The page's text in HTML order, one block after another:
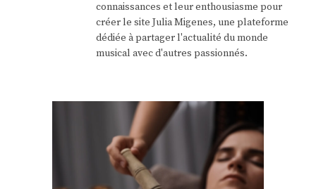
connaissances et leur enthousiasme pour
créer le site Julia Migenes, une plateforme
dédiée à partager l'actualité du monde
musical avec d'autres passionnés.